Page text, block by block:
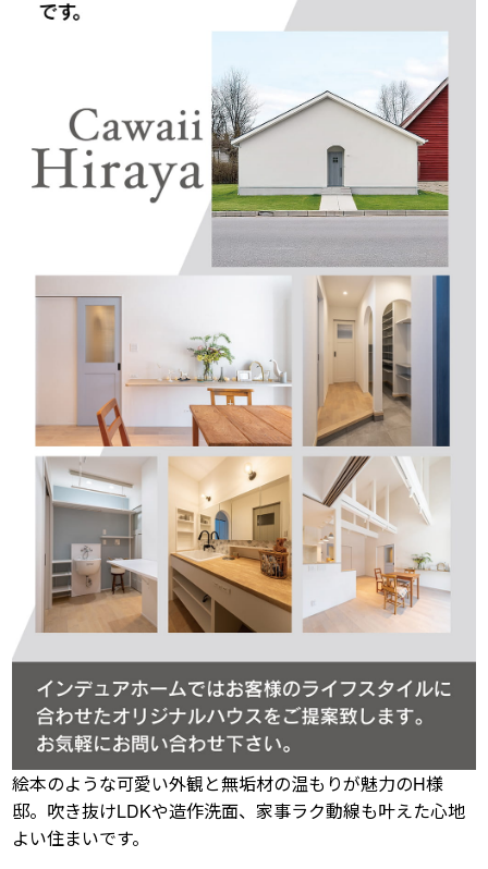
絵本のような可愛い外観と無垢材の温もりが魅力のH様
邸。吹き抜けLDKや造作洗面、家事ラク動線も叶えた心地
よい住まいです。